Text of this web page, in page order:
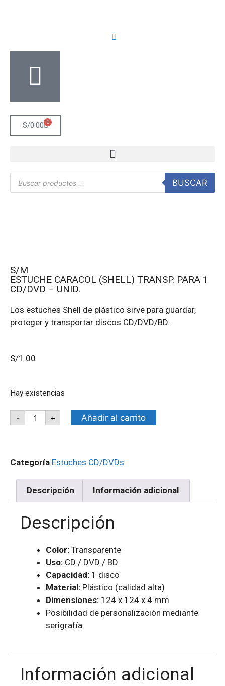
S/0.00 0
BUSCAR
S/M
ESTUCHE CARACOL (SHELL) TRANSP. PARA 1
CD/DVD – UNID.
Los estuches Shell de plástico sirve para guardar,
proteger y transportar discos CD/DVD/BD.
S/1.00
Hay existencias
- + Añadir al carrito
Categoría Estuches CD/DVDs
Descripción Información adicional
Descripción
Color: Transparente
Uso: CD / DVD / BD
Capacidad: 1 disco
Material: Plástico (calidad alta)
Dimensiones: 124 x 124 x 4 mm
Posibilidad de personalización mediante
serigrafía.
Información adicional